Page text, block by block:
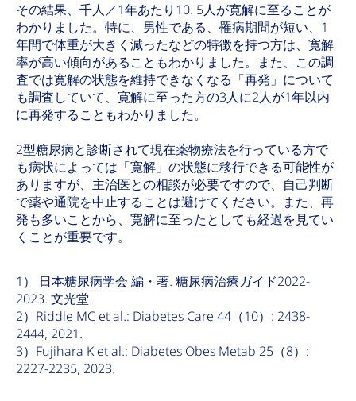
その結果、千人／1年あたり10. 5人が寛解に至ることが
わかりました。特に、男性である、罹病期間が短い、1
年間で体重が大きく減ったなどの特徴を持つ方は、寛解
率が高い傾向があることもわかりました。また、この調
査では寛解の状態を維持できなくなる「再発」について
も調査していて、寛解に至った方の3人に2人が1年以内
に再発することもわかりました。
2型糖尿病と診断されて現在薬物療法を行っている方で
も病状によっては「寛解」の状態に移行できる可能性が
ありますが、主治医との相談が必要ですので、自己判断
で薬や通院を中止することは避けてください。また、再
発も多いことから、寛解に至ったとしても経過を見てい
くことが重要です。
1） 日本糖尿病学会 編・著. 糖尿病治療ガイド2022-
2023. 文光堂.
2）Riddle MC et al.: Diabetes Care 44（10）: 2438-
2444, 2021.
3）Fujihara K et al.: Diabetes Obes Metab 25（8）:
2227-2235, 2023.